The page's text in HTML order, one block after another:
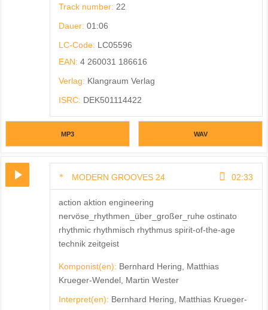
Track number: 22
Dauer: 01:06
LC-Code: LC05596
EAN: 4 260031 186616
Verlag: Klangraum Verlag
ISRC: DEK501114422
MP3 WAV
MODERN GROOVES 24 02:33
action aktion engineering
nervöse_rhythmen_über_großer_ruhe ostinato
rhythmic rhythmisch rhythmus spirit-of-the-age
technik zeitgeist
Komponist(en): Bernhard Hering, Matthias
Krueger-Wendel, Martin Wester
Interpret(en): Bernhard Hering, Matthias Krueger-